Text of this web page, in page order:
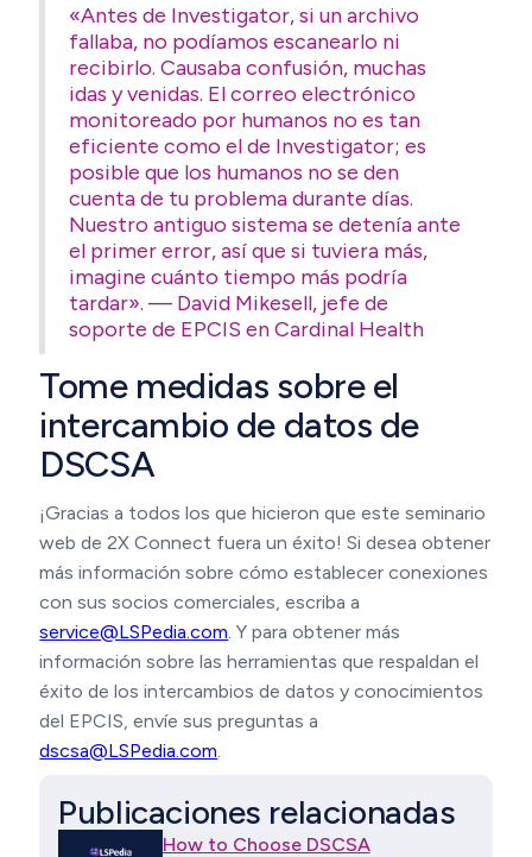
«Antes de Investigator, si un archivo
fallaba, no podíamos escanearlo ni
recibirlo. Causaba confusión, muchas
idas y venidas. El correo electrónico
monitoreado por humanos no es tan
eficiente como el de Investigator; es
posible que los humanos no se den
cuenta de tu problema durante días.
Nuestro antiguo sistema se detenía ante
el primer error, así que si tuviera más,
imagine cuánto tiempo más podría
tardar». — David Mikesell, jefe de
soporte de EPCIS en Cardinal Health
Tome medidas sobre el
intercambio de datos de
DSCSA
¡Gracias a todos los que hicieron que este seminario
web de 2X Connect fuera un éxito! Si desea obtener
más información sobre cómo establecer conexiones
con sus socios comerciales, escriba a
service@LSPedia.com . Y para obtener más
información sobre las herramientas que respaldan el
éxito de los intercambios de datos y conocimientos
del EPCIS, envíe sus preguntas a
dscsa@LSPedia.com
Publicaciones relacionadas
How to Choose DSCSA